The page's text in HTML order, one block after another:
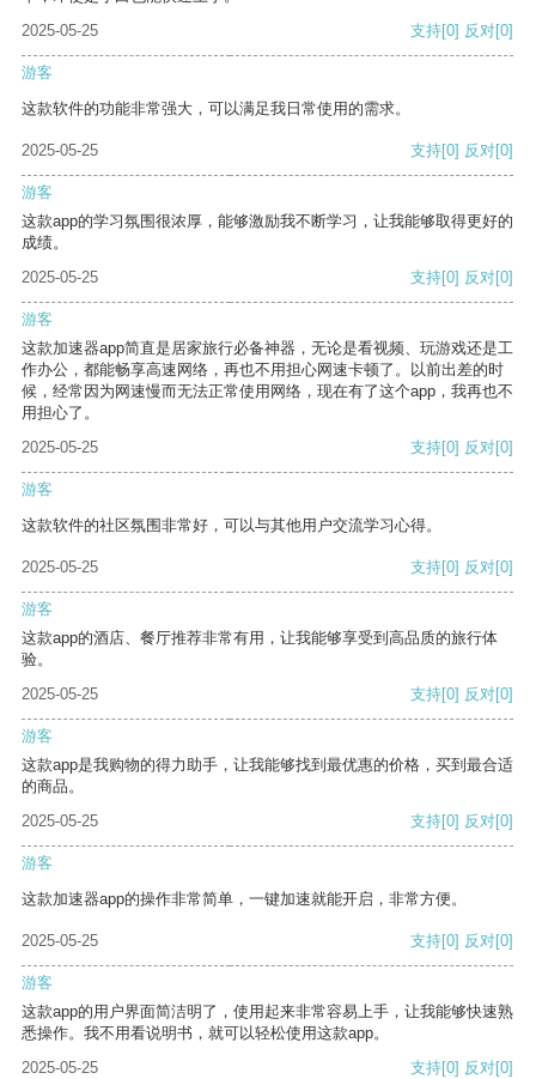
2025-05-25
支持[0] 反对[0]
游客
这款软件的功能非常强大，可以满足我日常使用的需求。
2025-05-25 支持[0] 反对[0]
游客
这款app的学习氛围很浓厚，能够激励我不断学习，让我能够取得更好的
成绩。
2025-05-25
支持[0] 反对[0]
游客
这款加速器app简直是居家旅行必备神器，无论是看视频、玩游戏还是工
作办公，都能畅享高速网络，再也不用担心网速卡顿了。以前出差的时
候，经常因为网速慢而无法正常使用网络，现在有了这个app，我再也不
用担心了。
2025-05-25
支持[0] 反对[0]
游客
这款软件的社区氛围非常好，可以与其他用户交流学习心得。
2025-05-25 支持[0] 反对[0]
游客
这款app的酒店、餐厅推荐非常有用，让我能够享受到高品质的旅行体
验。
2025-05-25
支持[0] 反对[0]
游客
这款app是我购物的得力助手，让我能够找到最优惠的价格，买到最合适
的商品。
2025-05-25
支持[0] 反对[0]
游客
这款加速器app的操作非常简单，一键加速就能开启，非常方便。
2025-05-25 支持[0] 反对[0]
游客
这款app的用户界面简洁明了，使用起来非常容易上手，让我能够快速熟
悉操作。我不用看说明书，就可以轻松使用这款app。
2025-05-25
支持[0] 反对[0]